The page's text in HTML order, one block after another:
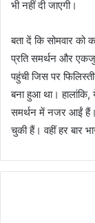
भी नहीं दी जाएगी।
बता दें कि सोमवार को
प्रति समर्थन और
पहुंची जिस पर
बना हुआ था। हालांकि,
समर्थन में नजर आईं हैं।
चुकी हैं। वहीं हर बार